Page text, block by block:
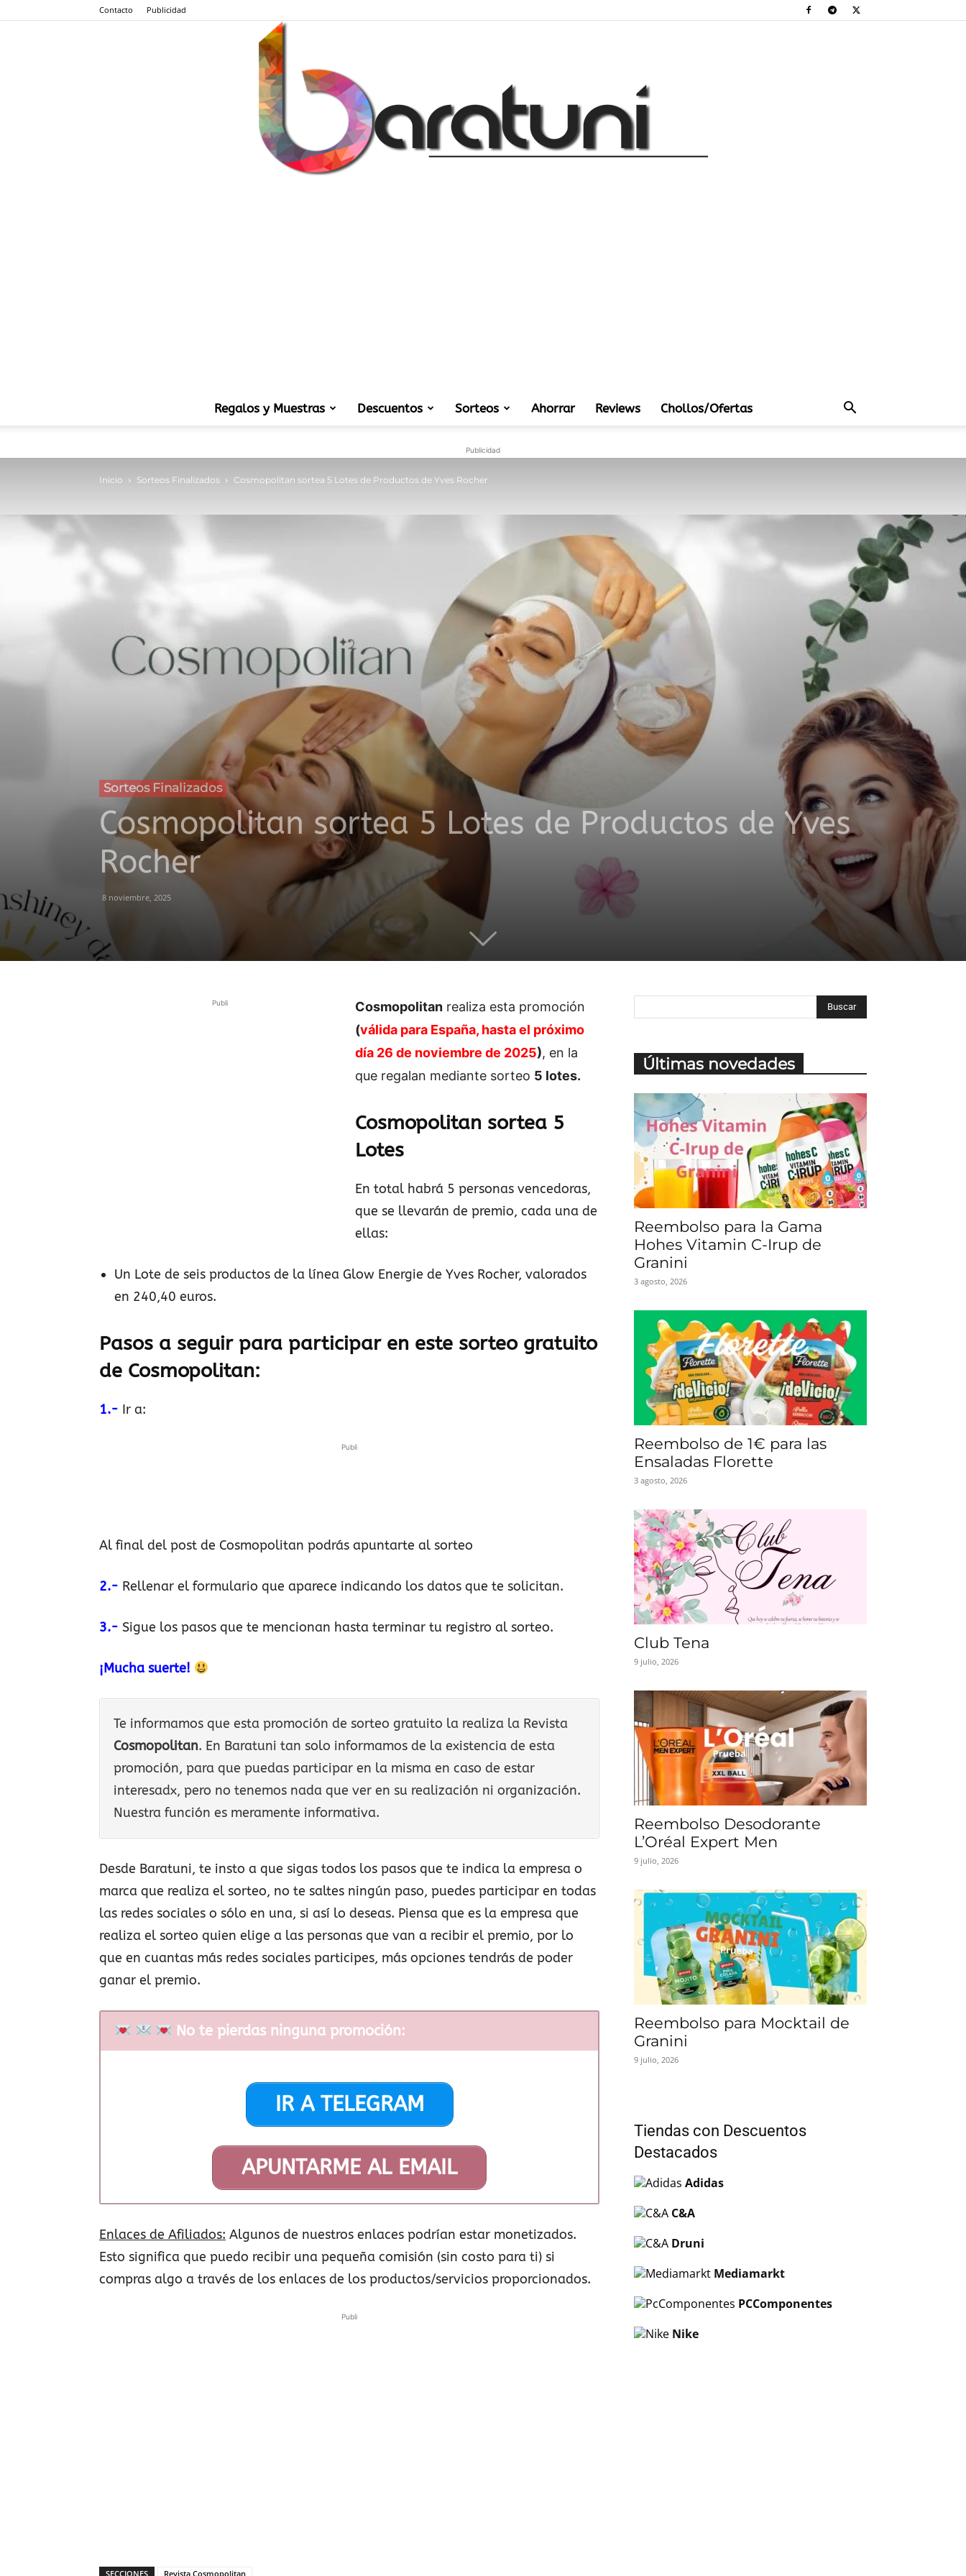
Contacto Publicidad
muestras
productos
a
Baratuni
Regalos y Muestras Descuentos Sorteos Ahorrar Reviews Chollos/Ofertas
Publicidad
Inicio Sorteos Finalizados Cosmopolitan sortea 5 Lotes de Productos de Yves Rocher
Sorteos Finalizados
Cosmopolitan sortea 5 Lotes de Productos de Yves
Rocher
8 noviembre, 2025
Publi Cosmopolitan realiza esta promoción
(válida para España, hasta el próximo
día 26 de noviembre de 2025), en la
que regalan mediante sorteo 5 lotes.
Cosmopolitan sortea 5
Lotes
En total habrá 5 personas vencedoras,
que se llevarán de premio, cada una de
ellas:
Un Lote de seis productos de la línea Glow Energie de Yves Rocher, valorados
en 240,40 euros.
Pasos a seguir para participar en este sorteo gratuito
de Cosmopolitan:
1.- Ir a:
Publi
Al final del post de Cosmopolitan podrás apuntarte al sorteo
2.- Rellenar el formulario que aparece indicando los datos que te solicitan.
3.- Sigue los pasos que te mencionan hasta terminar tu registro al sorteo.
¡Mucha suerte!
Te informamos que esta promoción de sorteo gratuito la realiza la Revista
Cosmopolitan. En Baratuni tan solo informamos de la existencia de esta
promoción, para que puedas participar en la misma en caso de estar
interesadx, pero no tenemos nada que ver en su realización ni organización.
Nuestra función es meramente informativa.
Desde Baratuni, te insto a que sigas todos los pasos que te indica la empresa o
marca que realiza el sorteo, no te saltes ningún paso, puedes participar en todas
las redes sociales o sólo en una, si así lo deseas. Piensa que es la empresa que
realiza el sorteo quien elige a las personas que van a recibir el premio, por lo
que en cuantas más redes sociales participes, más opciones tendrás de poder
ganar el premio.
No te pierdas ninguna promoción:
IR A TELEGRAM
APUNTARME AL EMAIL
Enlaces de Afiliados: Algunos de nuestros enlaces podrían estar monetizados.
Esto significa que puedo recibir una pequeña comisión (sin costo para ti) si
compras algo a través de los enlaces de los productos/servicios proporcionados.
Publi
SECCIONES Revista Cosmopolitan
Últimas novedades
Reembolso para la Gama
Hohes Vitamin C-Irup de
Granini
3 agosto, 2026
Reembolso de 1€ para las
Ensaladas Florette
3 agosto, 2026
Club Tena
9 julio, 2026
Reembolso Desodorante
L’Oréal Expert Men
9 julio, 2026
Reembolso para Mocktail de
Granini
9 julio, 2026
Tiendas con Descuentos
Destacados
Adidas
C&A
Druni
Mediamarkt
PCComponentes
Nike